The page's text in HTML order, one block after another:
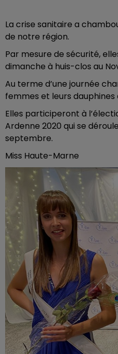
La crise sanitaire a
de notre région.
Par mesure de sécurité,
dimanche à huis-clos au
Au terme d’une journée
femmes et leurs dauphines
Elles participeront à
Ardenne 2020 qui se
septembre.
Miss Haute-Marne